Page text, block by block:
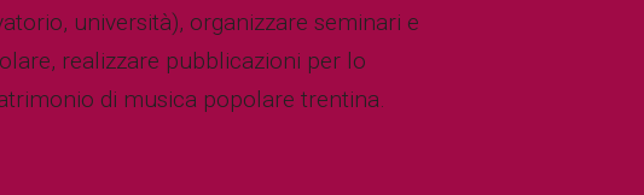
università), organizzare seminari e
realizzare pubblicazioni per lo
di musica popolare trentina.